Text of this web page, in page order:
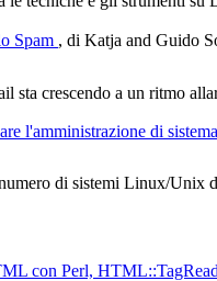
Spam , di Katja and Guido
sta crescendo a un ritmo
l'amministrazione di
di sistemi Linux/Unix
con Perl,